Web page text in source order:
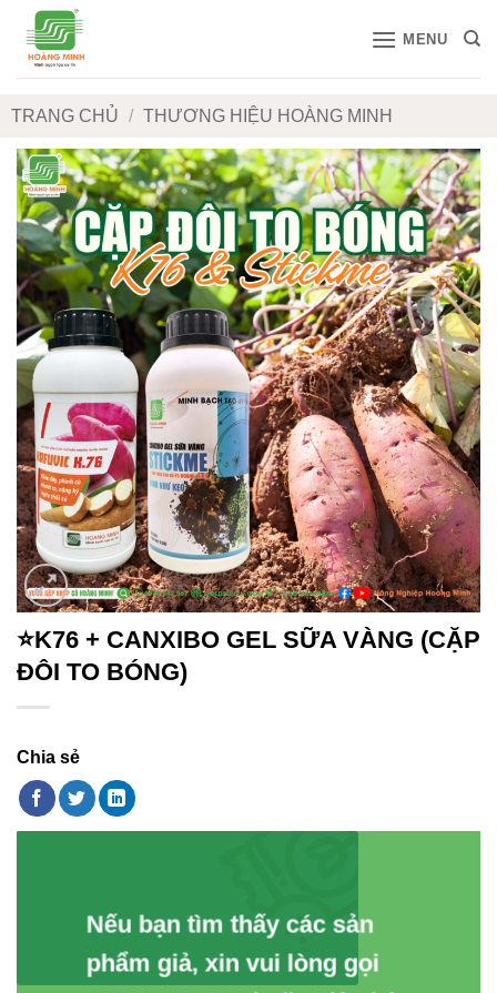
qua
MENU
TRANG CHỦ / THƯƠNG HIỆU HOÀNG MINH
⭐K76 + CANXIBO GEL SỮA VÀNG (CẶP
ĐÔI TO BÓNG)
Chia sẻ
Nếu bạn tìm thấy các sản
phẩm giả, xin vui lòng gọi